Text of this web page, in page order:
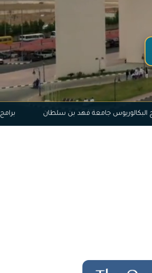
برامج البكالوريوس جامعة فهد بن سلطان